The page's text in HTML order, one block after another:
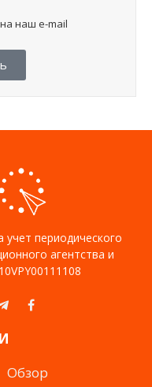
наш e-mail
периодического
агентства и
TelegramFacebook
Обзор